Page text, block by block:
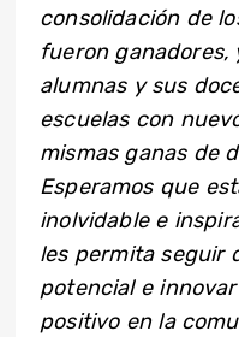
consolidación de
fueron ganadores,
alumnas y sus
escuelas con
mismas ganas de
Esperamos que
inolvidable e
les permita seguir
potencial e
positivo en la